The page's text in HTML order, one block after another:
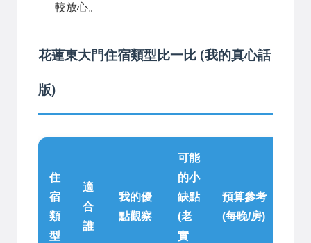
較放心。
花蓮東大門住宿類型比一比 (我的真心話
版)
住
宿
類
型
適
合
誰
我的優
點觀察
可能
的小
缺點
(老
實
預算參考
(每晚/房)